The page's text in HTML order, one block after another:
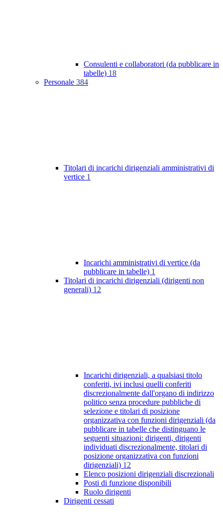
Consulenti e collaboratori (da pubblicare in
tabelle) 18
Personale 384
Titolari di incarichi dirigenziali amministrativi di
vertice 1
Incarichi amministrativi di vertice (da
pubblicare in tabelle) 1
Titolari di incarichi dirigenziali (dirigenti non
generali) 12
Incarichi dirigenziali, a qualsiasi titolo
conferiti, ivi inclusi quelli conferiti
discrezionalmente dall'organo di indirizzo
politico senza procedure pubbliche di
selezione e titolari di posizione
organizzativa con funzioni dirigenziali (da
pubblicare in tabelle che distinguano le
seguenti situazioni: dirigenti, dirigenti
individuati discrezionalmente, titolari di
posizione organizzativa con funzioni
dirigenziali) 12
Elenco posizioni dirigenziali discrezionali
Posti di funzione disponibili
Ruolo dirigenti
Dirigenti cessati